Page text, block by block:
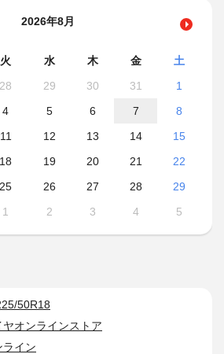
2026年8月
火 水 木 金
土
28 29 30 31
1
4 5 6 7
8
11 12 13 14
15
18 19 20 21
22
25 26 27 28
29
1 2 3 4 5
50R18
オンラインストア
ライン